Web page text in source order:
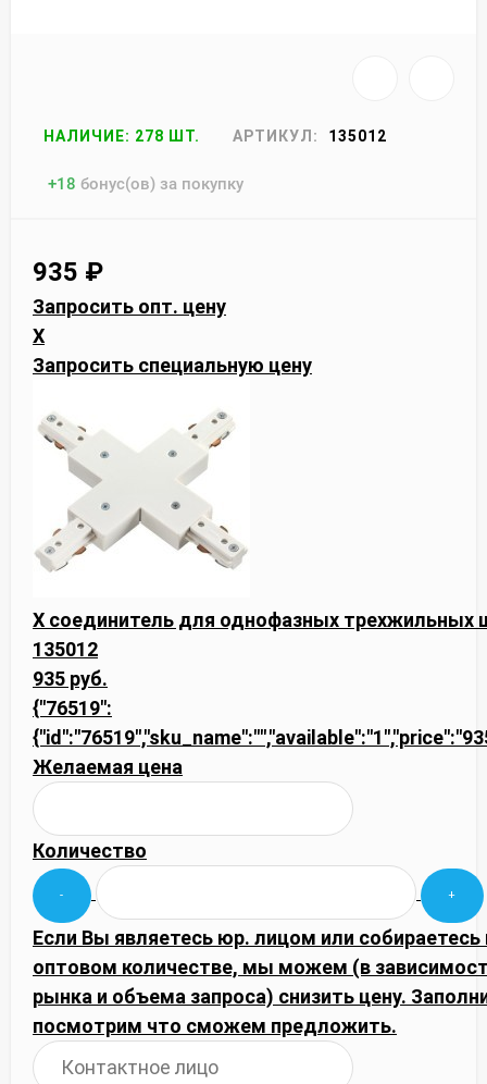
НАЛИЧИЕ: 278 ШТ. АРТИКУЛ: 135012
+18 бонус(ов) за покупку
935 ₽
Запросить опт. цену
X
Запросить специальную цену
Х соединитель для однофазных трехжильных
135012
935 руб.
{"76519":
Желаемая цена
Количество
Если Вы являетесь юр. лицом или собираетесь
оптовом количестве, мы можем (в
рынка и объема запроса) снизить цену.
посмотрим что сможем предложить.